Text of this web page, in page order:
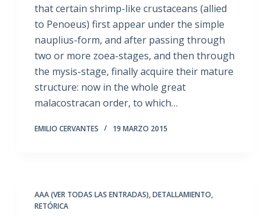
that certain shrimp-like crustaceans (allied
to Penoeus) first appear under the simple
nauplius-form, and after passing through
two or more zoea-stages, and then through
the mysis-stage, finally acquire their mature
structure: now in the whole great
malacostracan order, to which…
EMILIO CERVANTES 19 MARZO 2015
AAA (VER TODAS LAS ENTRADAS),DETALLAMIENTO,
RETÓRICA